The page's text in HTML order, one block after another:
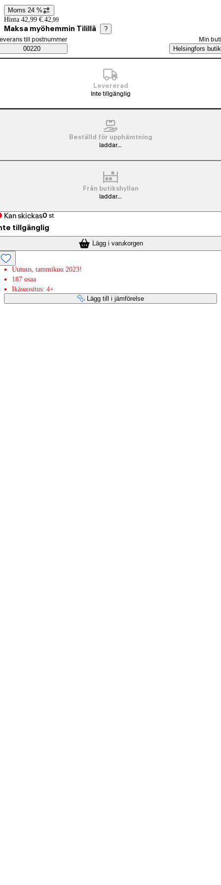
Prisinformation
Moms 24 %
Hinta 42,99 €. 42,99
Maksa myöhemmin Tilillä ?
Saatavuustiedot
beställningssätt
till postnummer
00220
Min
Helsingfors butik
Levererad
Inte tillgänglig
Beställd för upphämtning
laddar...
Från butikshyllan
laddar...
Kan skickas0 st
tillgänglig
Lägg i varukorgen
Uutuus, tammikuu 2023!
187 osaa
Ikäsuositus: 4+
Lägg till i jämförelse